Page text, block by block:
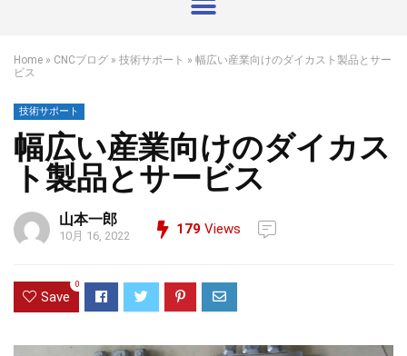
Home » CNCブログ » 技術サポート » 幅広い産業向けのダイカスト製品とサー
ビス
技術サポート
幅広い産業向けのダイカス
ト製品とサービス
山本一郎
10月 16, 2022 179 Views
Save
0